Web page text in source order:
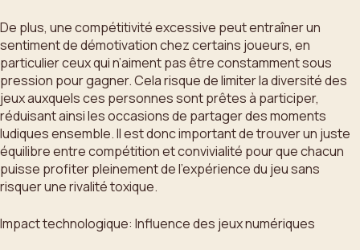
De plus, une compétitivité excessive peut entraîner un
sentiment de démotivation chez certains joueurs, en
particulier ceux qui n’aiment pas être constamment sous
pression pour gagner. Cela risque de limiter la diversité des
jeux auxquels ces personnes sont prêtes à participer,
réduisant ainsi les occasions de partager des moments
ludiques ensemble. Il est donc important de trouver un juste
équilibre entre compétition et convivialité pour que chacun
puisse profiter pleinement de l’expérience du jeu sans
risquer une rivalité toxique.
Impact technologique: Influence des jeux numériques